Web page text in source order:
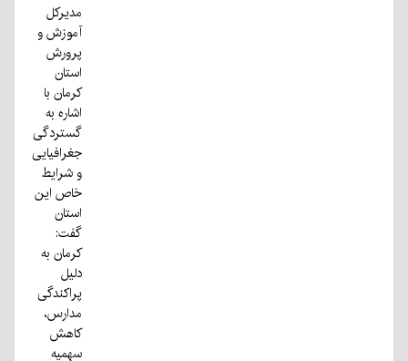
مدیرکل
آموزش و
پرورش
استان
کرمان با
اشاره به
گستردگی
جغرافیایی
و شرایط
خاص این
استان
گفت:
کرمان به
دلیل
پراکندگی
مدارس،
کاهش
سهمیه